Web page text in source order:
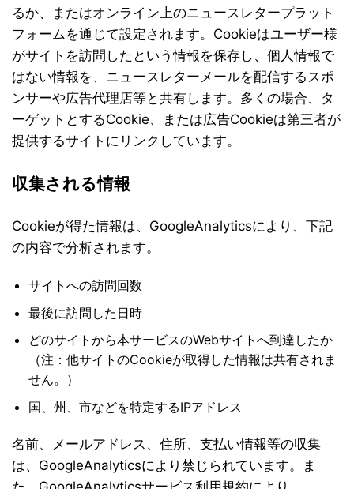
るか、またはオンライン上のニュースレタープラット
フォームを通じて設定されます。Cookieはユーザー様
がサイトを訪問したという情報を保存し、個人情報で
はない情報を、ニュースレターメールを配信するスポ
ンサーや広告代理店等と共有します。多くの場合、タ
ーゲットとするCookie、または広告Cookieは第三者が
提供するサイトにリンクしています。
収集される情報
Cookieが得た情報は、GoogleAnalyticsにより、下記
の内容で分析されます。
サイトへの訪問回数
最後に訪問した日時
どのサイトから本サービスのWebサイトへ到達したか
（注：他サイトのCookieが取得した情報は共有されま
せん。）
国、州、市などを特定するIPアドレス
名前、メールアドレス、住所、支払い情報等の収集
は、GoogleAnalyticsにより禁じられています。ま